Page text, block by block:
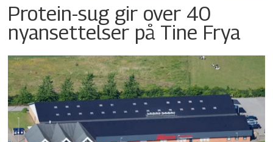
Protein-sug gir over 40
nyansettelser på Tine Frya